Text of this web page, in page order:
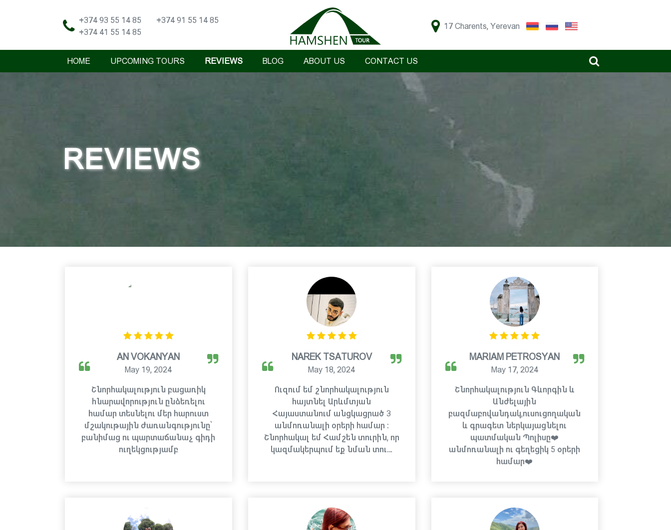
+374 93 55 14 85
+374 91 55 14 85
+374 41 55 14 85
17 Charents, Yerevan
HOME UPCOMING TOURS REVIEWS BLOG ABOUT US CONTACT US
REVIEWS
AN VOKANYAN
May 19, 2024
Շնորհակալություն բացառիկ
հնարավորություն ընձեռելու
համար տեսնելու մեր հարուստ
մշակութային ժառանգությունը՝
բանիմաց ու պարտաճանաչ գիդի
ուղեկցությամբ
NAREK TSATUROV
May 18, 2024
Ուզում եմ շնորհակալություն
հայտնել Արևմտյան
Հայաստանում անցկացրած 3
անմոռանալի օրերի համար ։
Շնորհակալ եմ Համշեն տուրին, որ
կազմակերպում եք նման տու…
MARIAM PETROSYAN
May 17, 2024
Շնորհակալություն Գևորգին և
Անժելային
բազմաբովանդակ,ուսուցողական
և գրագետ ներկայացնելու
պատմական Պոլիսը❤️
անմոռանալի ու գեղեցիկ 5 օրերի
համար❤️